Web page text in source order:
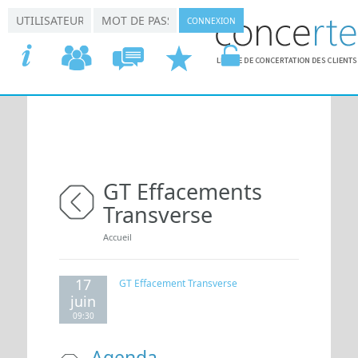
GT Effacements
Transverse
Vous êtes ici
Accueil
17
juin
09:30
GT Effacement Transverse